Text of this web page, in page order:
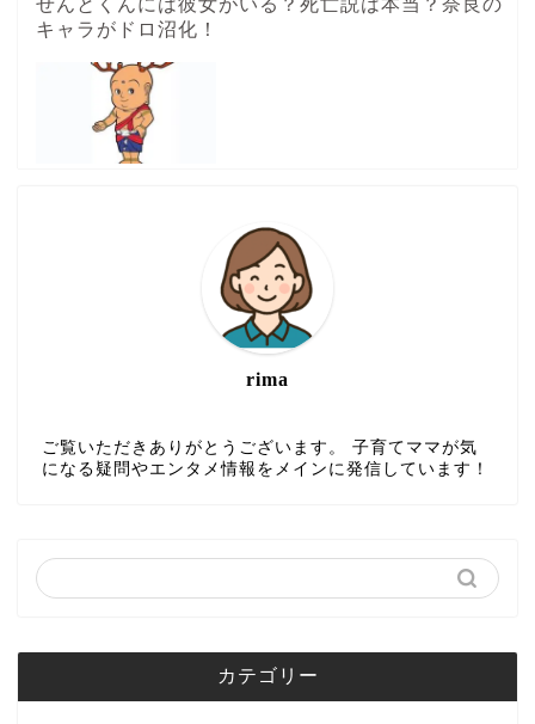
せんとくんには彼女がいる？死亡説は本当？奈良の
キャラがドロ沼化！
rima
ご覧いただきありがとうございます。 子育てママが気
になる疑問やエンタメ情報をメインに発信しています！
カテゴリー